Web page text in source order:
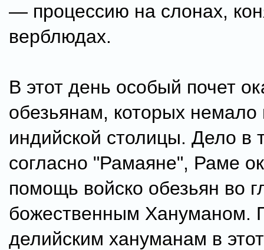
— процессию на слонах,
верблюдах.
В этот день особый почет
обезьянам, которых немало
индийской столицы. Дело в
согласно "Рамаяне", Раме
помощь войско обезьян во
божественным Хануманом.
делийским хануманам в